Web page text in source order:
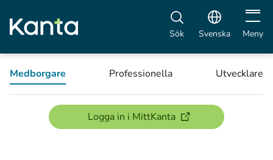
Sök Svenska Öppna
Meny
Medborgare Professionella Utvecklare
Logga in i MittKanta(öppnas i ett nytt